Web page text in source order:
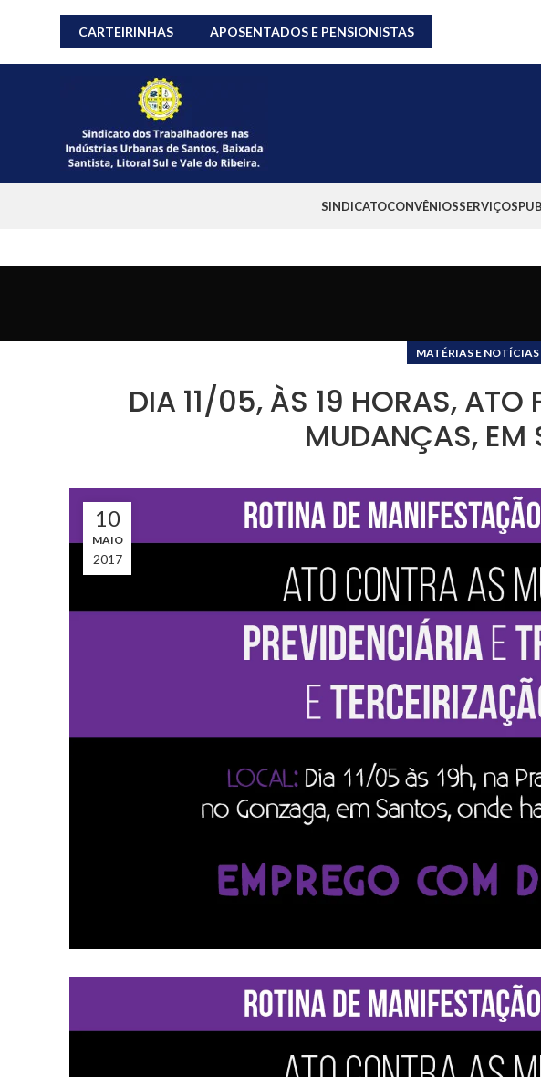
CARTEIRINHAS APOSENTADOS E PENSIONISTAS
SINDICATOCONVÊNIOSSERVIÇOS
MATÉRIAS E NOTÍCIAS
DIA 11/05, ÀS 19 HORAS, ATO
MUDANÇAS, EM
10
MAIO
2017